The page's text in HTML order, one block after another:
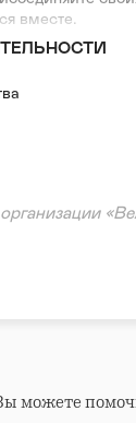
вместе.
можете